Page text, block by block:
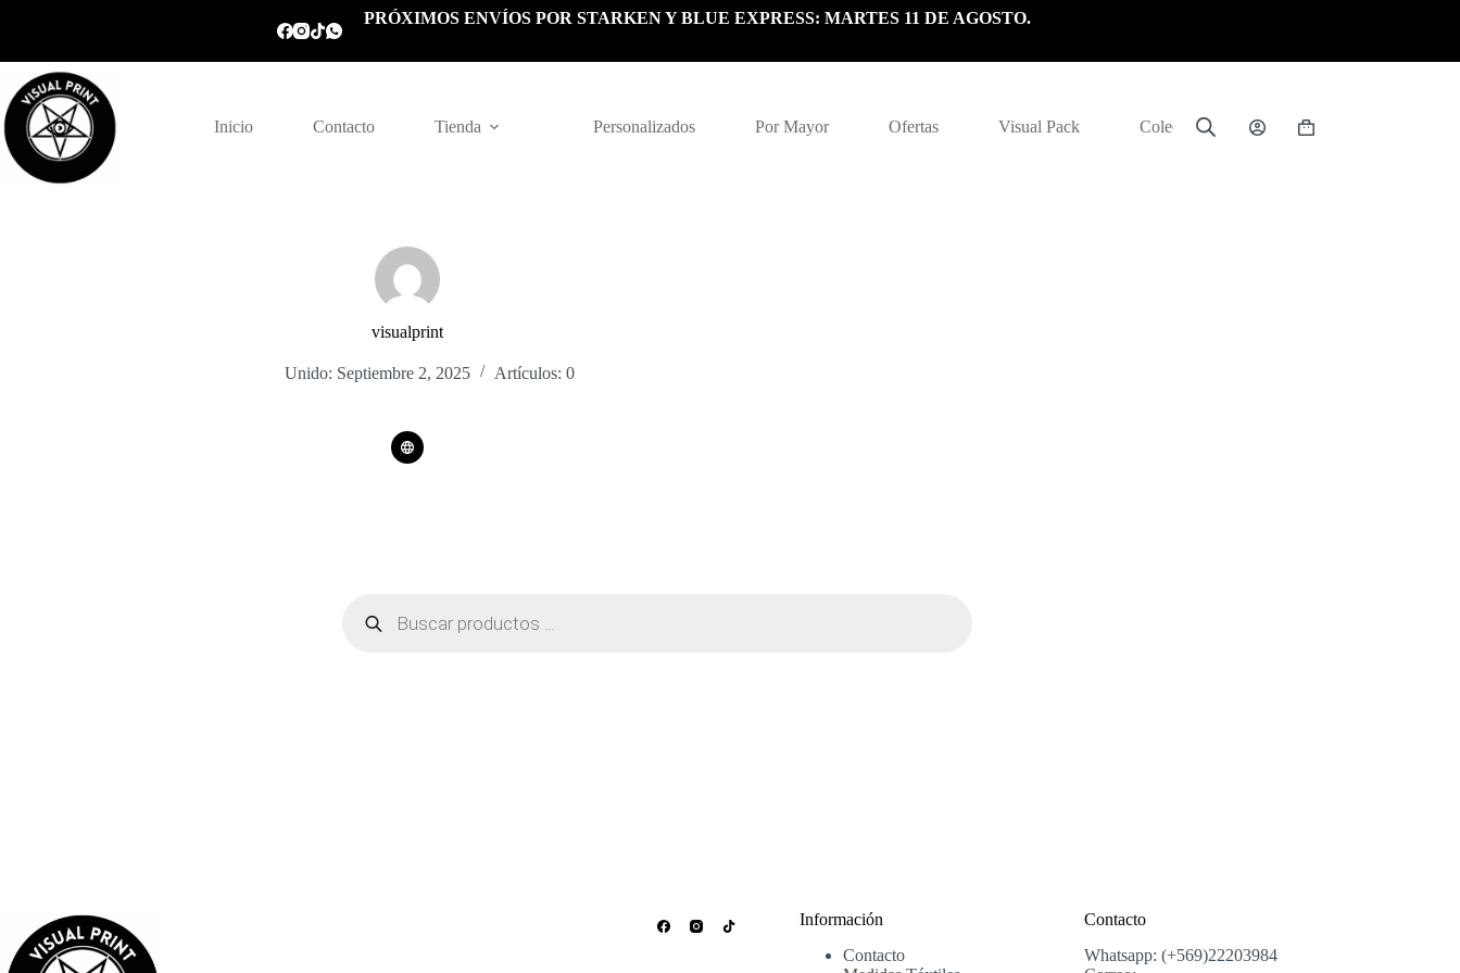
PRÓXIMOS ENVÍOS POR STARKEN Y BLUE EXPRESS: MARTES 11 DE AGOSTO.
Inicio Contacto Tienda Personalizados Por Mayor Ofertas Visual Pack Colección
Carrito
visualprint
Unido: Septiembre 2, 2025 Artículos: 0
productos
Información
Contacto
Contacto
Whatsapp: (+569)22203984